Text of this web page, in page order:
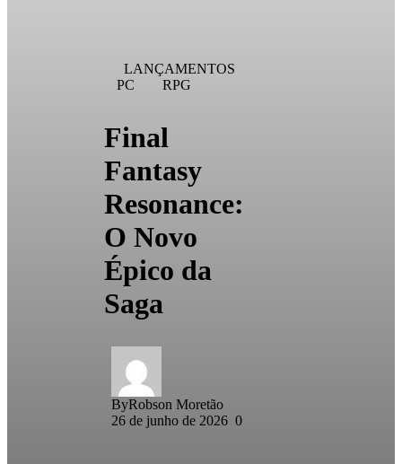
LANÇAMENTOS
PC
RPG
Final
Fantasy
Resonance:
O Novo
Épico da
Saga
ByRobson Moretão
26 de junho de 2026 0